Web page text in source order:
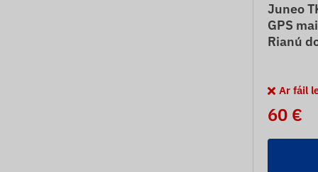
Juneo
GPS
Rianú
Ar fáil
60 €